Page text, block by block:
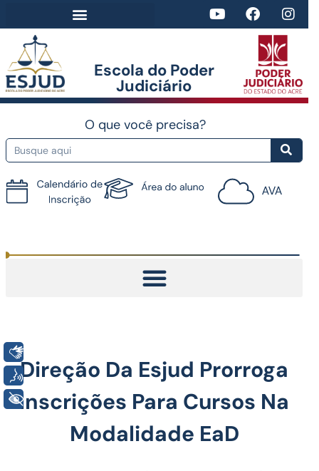
Escola do Poder
Judiciário​
O que você precisa?
Direção Da Esjud Prorroga
Inscrições Para Cursos Na
Modalidade EaD
Voz
+ Acessibilidade